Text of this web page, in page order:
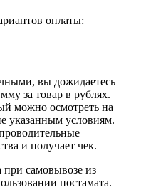
оплаты:
вы дожидаетесь
за товар в рублях.
можно осмотреть на
указанным условиям.
и получает чек.
самовывозе из
постамата.